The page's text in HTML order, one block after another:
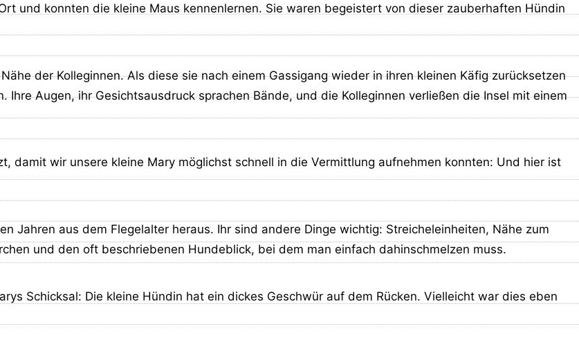
und konnten die kleine Maus kennenlernen. Sie waren begeistert von dieser zauberhaften Hündin
der Kolleginnen. Als diese sie nach einem Gassigang wieder in ihren kleinen Käfig zurücksetzen
Augen, ihr Gesichtsausdruck sprachen Bände, und die Kolleginnen verließen die Insel mit einem
damit wir unsere kleine Mary möglichst schnell in die Vermittlung aufnehmen konnten: Und hier ist
Jahren aus dem Flegelalter heraus. Ihr sind andere Dinge wichtig: Streicheleinheiten, Nähe zum
und den oft beschriebenen Hundeblick, bei dem man einfach dahinschmelzen muss.
Schicksal: Die kleine Hündin hat ein dickes Geschwür auf dem Rücken. Vielleicht war dies eben